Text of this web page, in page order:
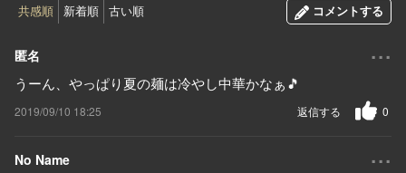
共感順 新着順 古い順 コメントする
匿名 ...
うーん、やっぱり夏の麺は冷やし中華かなぁ🎵
2019/09/10 18:25 0
返信する
No Name ...